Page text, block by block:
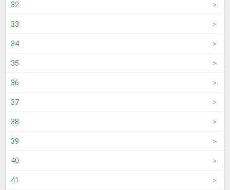
32
33
34
35
36
37
38
39
40
41